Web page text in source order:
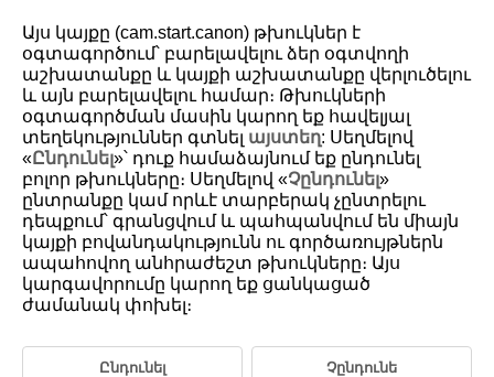
D403-009
Connecting the Remote Control
and Camera
Checking Connection Information
Deleting Connection Information
Connect the remote control and camera using the Bluetooth function.
Set the camera to the pairing standby mode.
Այս կայքը (cam.start.canon) թխուկներ է
օգտագործում՝ բարելավելու ձեր օգտվողի
աշխատանքը և կայքի աշխատանքը վերլուծելու
և այն բարելավելու համար։ Թխուկների
օգտագործման մասին կարող եք հավելյալ
տեղեկություններ գտնել այստեղ: Սեղմելով
«Ընդունել»՝ դուք համաձայնում եք ընդունել
բոլոր թխուկները։ Սեղմելով «Չընդունել»
ընտրանքը կամ որևէ տարբերակ չընտրելու
դեպքում՝ գրանցվում և պահպանվում են միայն
կայքի բովանդակությունն ու գործառույթներն
ապահովող անհրաժեշտ թխուկները։ Այս
կարգավորումը կարող եք ցանկացած
ժամանակ փոխել։
Ընդունել Չընդունե